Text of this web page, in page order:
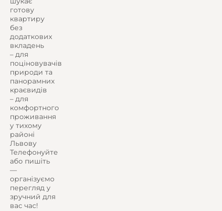
готову
квартиру
без
додаткових
вкладень
– для
поціновувачів
природи та
панорамних
краєвидів
– для
комфортного
проживання
у тихому
районі
Львову
Телефонуйте
або пишіть
—
організуємо
перегляд у
зручний для
вас час!